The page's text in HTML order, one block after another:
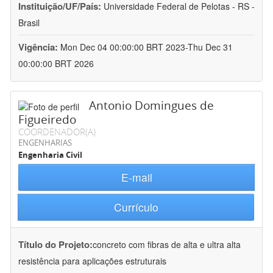
Instituição/UF/País: Universidade Federal de Pelotas - RS -
Brasil
Vigência: Mon Dec 04 00:00:00 BRT 2023-Thu Dec 31
00:00:00 BRT 2026
Antonio Domingues de
Figueiredo
COORDENADOR(A)
ENGENHARIAS
Engenharia Civil
E-mail
Currículo
Título do Projeto:concreto com fibras de alta e ultra alta
resistência para aplicações estruturais